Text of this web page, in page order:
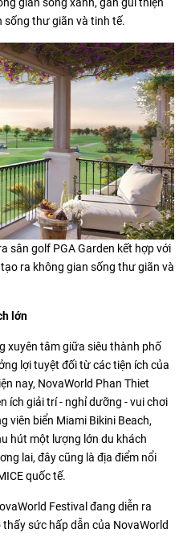
sống thư giãn và tinh tế.
sân golf PGA Garden kết hợp với
ra không gian sống thư giãn và
lớn
xuyên tâm giữa siêu thành phố
lợi tuyệt đối từ các tiện ích của
nay, NovaWorld Phan Thiet
ích giải trí - nghỉ dưỡng - vui chơi
viên biển Miami Bikini Beach,
hút một lượng lớn du khách
lai, đây cũng là địa điểm nổi
quốc tế.
Festival đang diễn ra
sức hấp dẫn của NovaWorld